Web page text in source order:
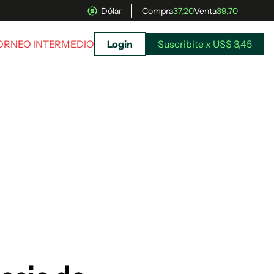
Dólar Compra37,20Venta39,70
Suscribite x US$ 3,45
INTERMEDIO Login Suscribite x US$ 3,45